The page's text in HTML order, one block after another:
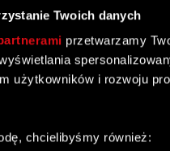
Twoich danych
przetwarzamy
użytkowników i rozwoju
chcielibyśmy również: